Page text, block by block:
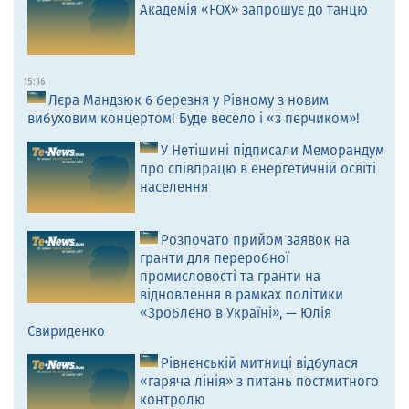
Академія «FOX» запрошує до танцю
15:16
Лєра Мандзюк 6 березня у Рівному з новим
вибуховим концертом! Буде весело і «з перчиком»!
У Нетішині підписали Меморандум
про співпрацю в енергетичній освіті
населення
Розпочато прийом заявок на
гранти для переробної
промисловості та гранти на
відновлення в рамках політики
«Зроблено в Україні», — Юлія
Свириденко
Рівненській митниці відбулася
«гаряча лінія» з питань постмитного
контролю